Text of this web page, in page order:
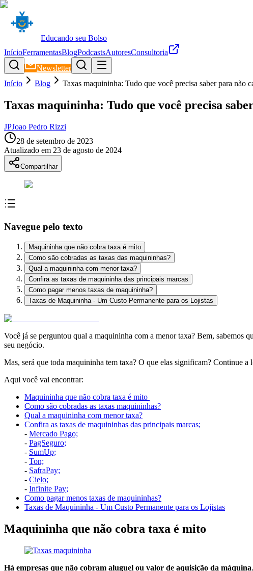
Educando seu Bolso
InícioFerramentasBlogPodcastsAutoresConsultoria
Newsletter
Início
Blog Taxas maquininha: Tudo que você precisa saber para não
Taxas maquininha: Tudo que você precisa
JPJoao Pedro Rizzi
28 de setembro de 2023
Atualizado em 23 de agosto de 2024
Compartilhar
Navegue pelo texto
Maquininha que não cobra taxa é mito
Como são cobradas as taxas das maquininhas?
Qual a maquininha com menor taxa?
Confira as taxas de maquininha das principais marcas
Como pagar menos taxas de maquininha?
Taxas de Maquininha - Um Custo Permanente para os Lojistas
Você já se perguntou qual a maquininha com a menor taxa? Bem, sabemos
seu negócio.
Mas, será que toda maquininha tem taxa? O que elas significam? Continue
Aqui você vai encontrar:
Maquininha que não cobra taxa é mito
Como são cobradas as taxas maquininhas?
Qual a maquininha com menor taxa?
Confira as taxas de maquininhas das principais marcas;
- Mercado Pago;
- PagSeguro;
- SumUp;
- Ton;
- SafraPay;
- Cielo;
- Infinite Pay;
Como pagar menos taxas de maquininhas?
Taxas de Maquininha - Um Custo Permanente para os Lojistas
Maquininha que não cobra taxa é mito
Há empresas que não cobram aluguel ou valor de aquisição da máquina